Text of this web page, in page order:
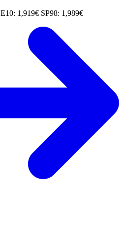
E10: 1,919€ SP98: 1,989€